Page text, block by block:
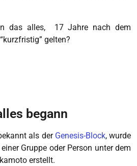
das alles, 17Jahre nach dem
gelten?
begann
als der Genesis-Block, wurde
Gruppe oder Person unter dem
erstellt.